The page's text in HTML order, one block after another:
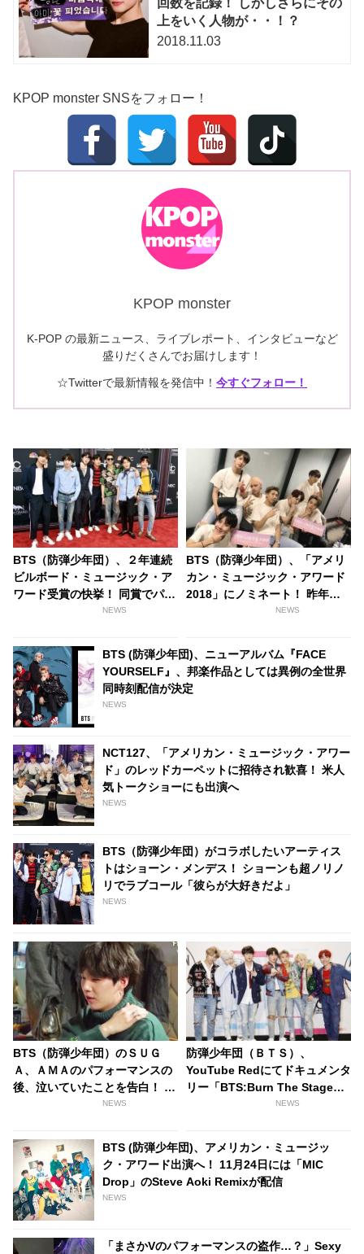
上をいく人物が・・！？
2018.11.03
KPOP monster SNSをフォロー！
KPOP monster
K-POP の最新ニュース、ライブレポート、インタビューなど
盛りだくさんでお届けします！
☆Twitterで最新情報を発信中！ 今すぐフォロー！
BTS（防弾少年団）、２年連続
ビルボード・ミュージック・ア
ワード受賞の快挙！ 同賞でパフ
ォーマンスした初の韓国アーテ
画あり]
NEWS
BTS（防弾少年団）、「アメリ
カン・ミュージック・アワード
2018」にノミネート！ 昨年パ
フォーマンス披露した思い出の
NEWS
BTS (防弾少年団)、ニューアルバム『FACE
YOURSELF』、邦楽作品としては異例の全世界
同時刻配信が決定
NEWS
NCT127、「アメリカン・ミュージック・アワー
ド」のレッドカーペットに招待され歓喜！ 米人
気トークショーにも出演へ
NEWS
BTS（防弾少年団）がコラボしたいアーティス
トはショーン・メンデス！ ショーンも超ノリノ
リでラブコール「彼らが大好きだよ」
NEWS
BTS（防弾少年団）のＳＵＧ
Ａ、ＡＭＡのパフォーマンスの
後、泣いていたことを告白！ 世
界的な成功を収める中で感じた
NEWS
防弾少年団（ＢＴＳ）、
YouTube Redにてドキュメンタ
リー「BTS:Burn The Stage」
配信決定！ ３００日に渡り密
NEWS
BTS (防弾少年団)、アメリカン・ミュージッ
ク・アワード出演へ！ 11月24日には「MIC
Drop」のSteve Aoki Remixが配信
NEWS
「まさかVのパフォーマンスの盗作…？」Sexy